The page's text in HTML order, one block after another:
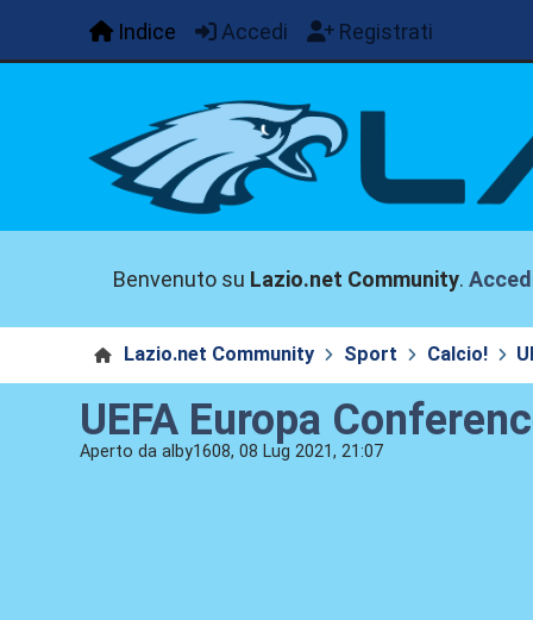
Indice Accedi Registrati
Benvenuto su Lazio.net Community.
Lazio.net Community Sport Calcio!
UEFA Europa
Aperto da alby1608, 08 Lug 2021, 21:07